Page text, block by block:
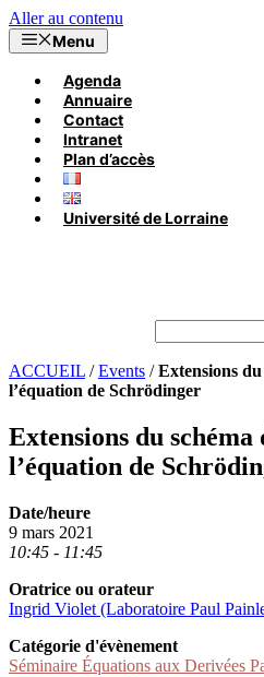
Aller au contenu
Menu
Agenda
Annuaire
Contact
Intranet
Plan d’accès
Université de Lorraine
ACCUEIL /Events /Extensions
l’équation de Schrödinger
Extensions du
l’équation de
Date/heure
9 mars 2021
10:45 - 11:45
Oratrice ou orateur
Ingrid Violet (Laboratoire Paul
Catégorie d'évènement
Séminaire Équations aux Derivées